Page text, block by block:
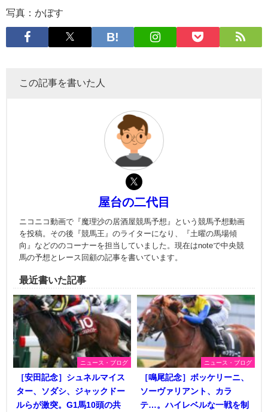
写真：かぼす
この記事を書いた人
屋台の二代目
ニコニコ動画で『魔理沙の居酒屋競馬予想』という競馬予想動画
を投稿。その後『競馬王』のライターになり、『土曜の馬場傾
向』などののコーナーを担当していました。現在はnoteで中央競
馬の予想とレース回顧の記事を書いています。
最近書いた記事
ニュース・ブログ
［安田記念］シュネルマイス
ター、ソダシ、ジャックドー
ルらが激突。G1馬10頭の共
ニュース・ブログ
［鳴尾記念］ボッケリーニ、
ソーヴァリアント、カラ
テ…。ハイレベルな一戦を制